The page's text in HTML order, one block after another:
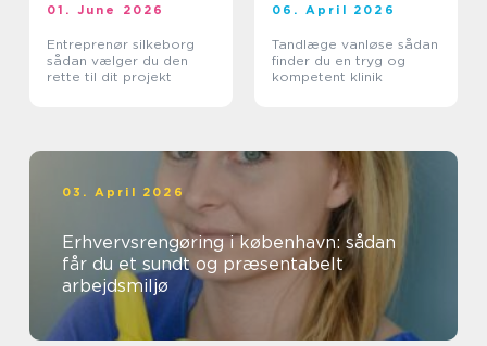
01. June 2026
Entreprenør silkeborg
sådan vælger du den
rette til dit projekt
06. April 2026
Tandlæge vanløse sådan
finder du en tryg og
kompetent klinik
03. April 2026
Erhvervsrengøring i københavn: sådan
får du et sundt og præsentabelt
arbejdsmiljø